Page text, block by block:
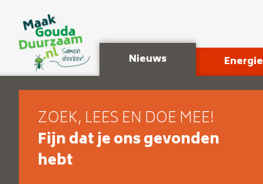
Nieuws Energie
ZOEK, LEES EN DOE MEE!
Fijn dat je ons gevonden
hebt